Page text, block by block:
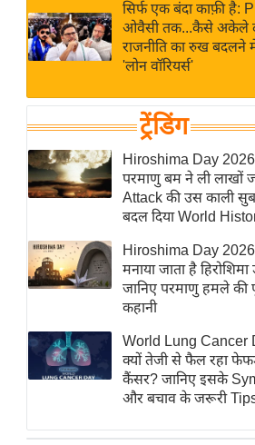
ई-पेपर
मिसाल बेमिसाल
शख्सियत
यंग इंडिया
साहित्य जगत
ऑटो वर्ल्ड
न्यूज ब्रीफ
मनोरंजन जगत
बॉलीवुड
हॉलीवुड
फिल्म समीक्षा
News
लाइफस्टाइल
टेक्नॉलॉजी
ब्यूटी/फैशन
सिर्फ एक बंदा काफ़ी है:
ओवैसी तक...कैसे अकेले
राजनीति का रुख बदलने
'लोन वॉरियर्स'
ट्रेंडिंग
Hiroshima Day
परमाणु बम ने ली लाखों
Attack की उस काली
बदल दिया World
Hiroshima Day
मनाया जाता है
जानिए परमाणु हमले की
कहानी
World Lung Cancer
क्यों तेजी से फैल रहा
कैंसर? जानिए इसके
और बचाव के जरूरी